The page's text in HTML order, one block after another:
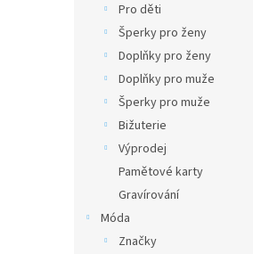
Pro děti
Šperky pro ženy
Doplňky pro ženy
Doplňky pro muže
Šperky pro muže
Bižuterie
Výprodej
Pamětové karty
Gravírování
Móda
Značky